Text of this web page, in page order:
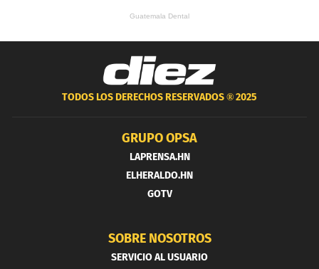
TODOS LOS DERECHOS RESERVADOS ®2025
GRUPO OPSA
LAPRENSA.HN
ELHERALDO.HN
GOTV
SOBRE NOSOTROS
SERVICIO AL USUARIO